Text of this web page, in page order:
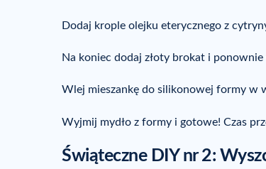
Dodaj krople olejku eterycznego z
Na koniec dodaj złoty brokat i ponownie
Wlej mieszankę do silikonowej formy w
Wyjmij mydło z formy i gotowe! Czas
Świąteczne DIY nr 2: